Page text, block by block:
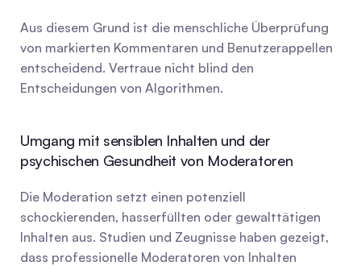
Aus diesem Grund ist die menschliche Überprüfung
von markierten Kommentaren und Benutzerappellen
entscheidend. Vertraue nicht blind den
Entscheidungen von Algorithmen.
Umgang mit sensiblen Inhalten und der
psychischen Gesundheit von Moderatoren
Die Moderation setzt einen potenziell
schockierenden, hasserfüllten oder gewalttätigen
Inhalten aus. Studien und Zeugnisse haben gezeigt,
dass professionelle Moderatoren von Inhalten